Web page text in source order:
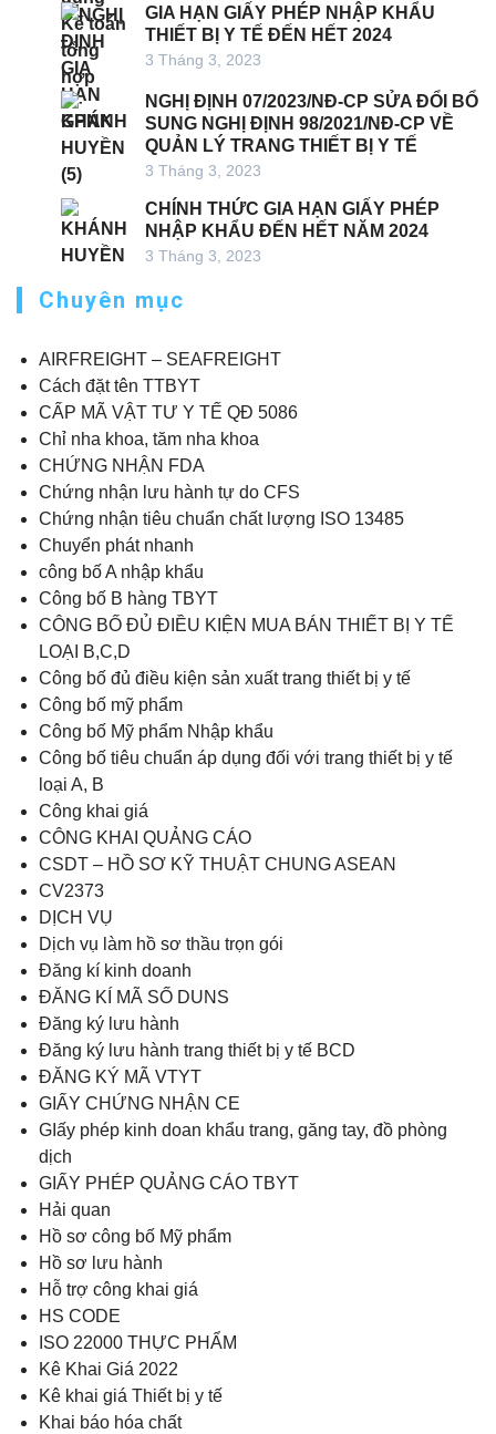
GIA HẠN GIẤY PHÉP NHẬP KHẨU
THIẾT BỊ Y TẾ ĐẾN HẾT 2024
3 Tháng 3, 2023
NGHỊ ĐỊNH 07/2023/NĐ-CP SỬA ĐỔI BỔ
SUNG NGHỊ ĐỊNH 98/2021/NĐ-CP VỀ
QUẢN LÝ TRANG THIẾT BỊ Y TẾ
3 Tháng 3, 2023
CHÍNH THỨC GIA HẠN GIẤY PHÉP
NHẬP KHẨU ĐẾN HẾT NĂM 2024
3 Tháng 3, 2023
Chuyên mục
AIRFREIGHT – SEAFREIGHT
Cách đặt tên TTBYT
CẤP MÃ VẬT TƯ Y TẾ QĐ 5086
Chỉ nha khoa, tăm nha khoa
CHỨNG NHẬN FDA
Chứng nhận lưu hành tự do CFS
Chứng nhận tiêu chuẩn chất lượng ISO 13485
Chuyển phát nhanh
công bố A nhập khẩu
Công bố B hàng TBYT
CÔNG BỐ ĐỦ ĐIỀU KIỆN MUA BÁN THIẾT BỊ Y TẾ
LOẠI B,C,D
Công bố đủ điều kiện sản xuất trang thiết bị y tế
Công bố mỹ phẩm
Công bố Mỹ phẩm Nhập khẩu
Công bố tiêu chuẩn áp dụng đối với trang thiết bị y tế
loại A, B
Công khai giá
CÔNG KHAI QUẢNG CÁO
CSDT – HỒ SƠ KỸ THUẬT CHUNG ASEAN
CV2373
DỊCH VỤ
Dịch vụ làm hồ sơ thầu trọn gói
Đăng kí kinh doanh
ĐĂNG KÍ MÃ SỐ DUNS
Đăng ký lưu hành
Đăng ký lưu hành trang thiết bị y tế BCD
ĐĂNG KÝ MÃ VTYT
GIẤY CHỨNG NHẬN CE
GIấy phép kinh doan khẩu trang, găng tay, đồ phòng
dịch
GIẤY PHÉP QUẢNG CÁO TBYT
Hải quan
Hồ sơ công bố Mỹ phẩm
Hồ sơ lưu hành
Hỗ trợ công khai giá
HS CODE
ISO 22000 THỰC PHẨM
Kê Khai Giá 2022
Kê khai giá Thiết bị y tế
Khai báo hóa chất